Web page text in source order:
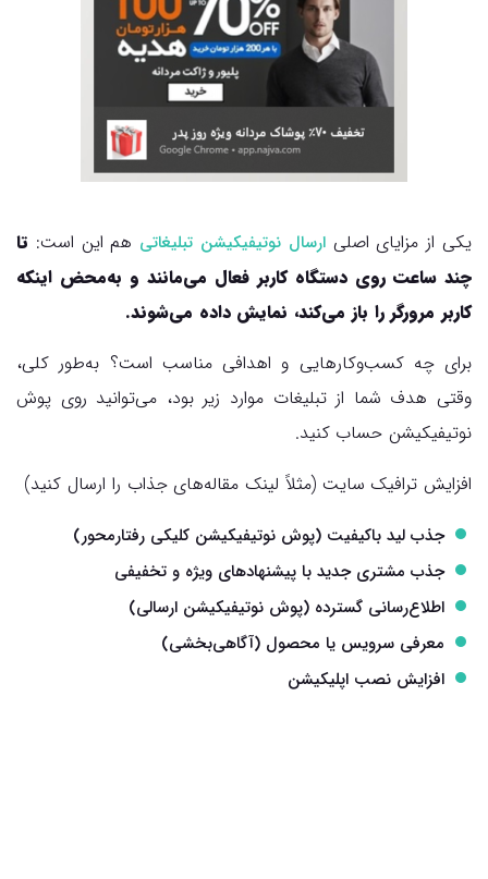
یکی از مزایای اصلیارسال نوتیفیکیشن تبلیغاتی هم این است: تا
چند ساعت روی دستگاه کاربر فعال می‌مانند و به‌محض اینکه
کاربر مرورگر را باز می‌کند، نمایش داده می‌شوند.
برای چه کسب‌وکارهایی و اهدافی مناسب است؟ به‌طور کلی،
وقتی هدف شما از تبلیغات موارد زیر بود، می‌توانید روی پوش
نوتیفیکیشن حساب کنید.
افزایش ترافیک سایت (مثلاً لینک مقاله‌های جذاب را ارسال کنید)
جذب لید باکیفیت (پوش نوتیفیکیشن کلیکی رفتارمحور)
جذب مشتری جدید با پیشنهادهای ویژه و تخفیفی
اطلاع‌رسانی گسترده (پوش نوتیفیکیشن ارسالی)
معرفی سرویس یا محصول (آگاهی‌بخشی)
افزایش نصب اپلیکیشن